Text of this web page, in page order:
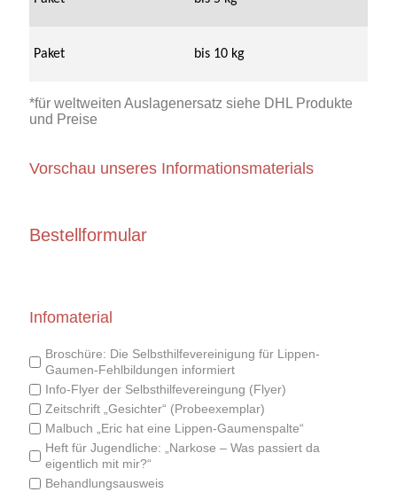
Paket bis 10 kg
*für weltweiten Auslagenersatz siehe DHL Produkte
und Preise
Vorschau unseres Informationsmaterials
Bestellformular
Infomaterial
Broschüre: Die Selbsthilfevereinigung für Lippen-
Gaumen-Fehlbildungen informiert
Info-Flyer der Selbsthilfevereingung (Flyer)
Zeitschrift „Gesichter“ (Probeexemplar)
Malbuch „Eric hat eine Lippen-Gaumenspalte“
Heft für Jugendliche: „Narkose – Was passiert da
eigentlich mit mir?“
Behandlungsausweis